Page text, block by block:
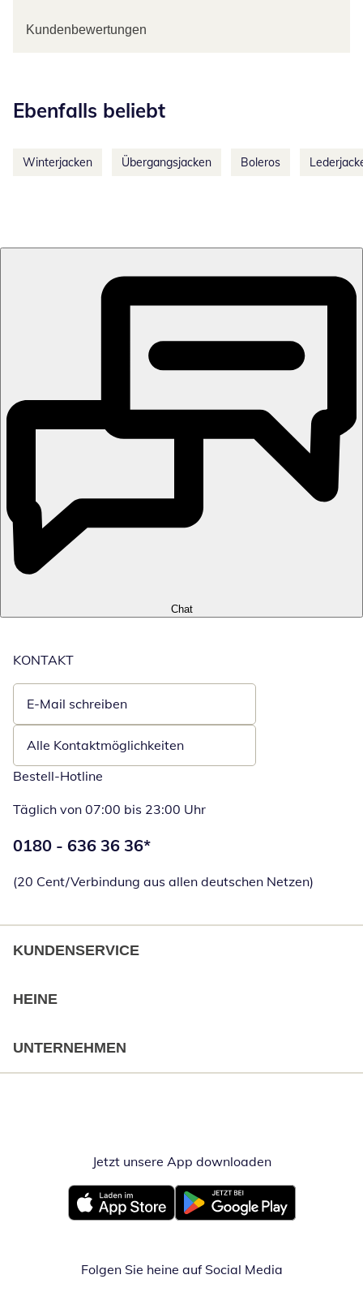
Kundenbewertungen
Ebenfalls beliebt
Winterjacken Übergangsjacken Boleros
Chat
KONTAKT
E-Mail schreiben
Öffnet E-Mail-Client
Alle Kontaktmöglichkeiten
Bestell-Hotline
Täglich von 07:00 bis 23:00 Uhr
Telefonnummer:
0180 - 636 36 36*
(20 Cent/Verbindung aus allen deutschen Netzen)
KUNDENSERVICE
HEINE
UNTERNEHMEN
Jetzt unsere App downloadenÖffnet in
Öffnet in neuem FensterÖffnet in neuem Fenster
Folgen Sie heine auf Social Media